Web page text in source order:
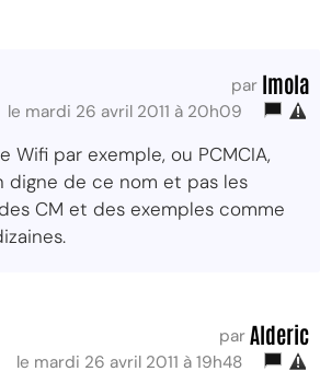
par Imola
le mardi 26 avril 2011 à 20h09
Wifi par exemple, ou PCMCIA,
digne de ce nom et pas les
CM et des exemples comme
par Alderic
le mardi 26 avril 2011 à 19h48